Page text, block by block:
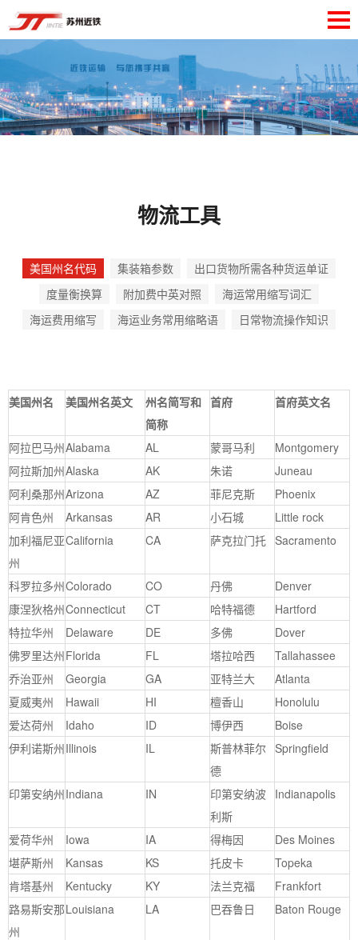
物流工具
美国州名代码 集装箱参数
出口货物所需各种货运单证
度量衡换算
附加费中英对照
海运常用缩写词汇
海运费用缩写
海运业务常用缩略语 日常物流操作知识
美国州名 美国州名英文
州名简写和
简称
首府 首府英文名
阿拉巴马州Alabama AL 蒙哥马利
Montgomery
阿拉斯加州Alaska AK 朱诺
Juneau
阿利桑那州Arizona AZ 菲尼克斯
Phoenix
阿肯色州
Arkansas AR 小石城
Little rock
加利福尼亚
州
California CA 萨克拉门托 Sacramento
科罗拉多州Colorado CO 丹佛
Denver
康涅狄格州Connecticut CT 哈特福德
Hartford
特拉华州
Delaware DE 多佛
Dover
佛罗里达州Florida FL 塔拉哈西
Tallahassee
乔治亚州
Georgia GA 亚特兰大
Atlanta
夏威夷州
Hawaii HI 檀香山
Honolulu
爱达荷州
Idaho ID 博伊西
Boise
伊利诺斯州Illinois IL
斯普林菲尔
德
Springfield
印第安纳州Indiana IN
印第安纳波
利斯
Indianapolis
爱荷华州 Iowa IA 得梅因
Des Moines
堪萨斯州
Kansas KS 托皮卡
Topeka
肯塔基州
Kentucky KY 法兰克福
Frankfort
路易斯安那
州
Louisiana LA 巴吞鲁日 Baton Rouge